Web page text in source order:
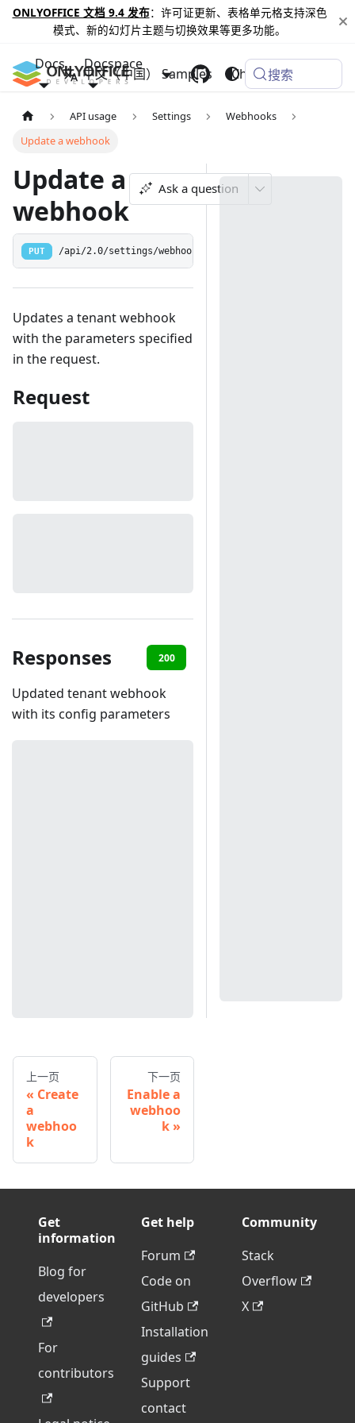
ONLYOFFICE 文档 9.4 发布：许可证更新、表格单元格支持深色
模式、新的幻灯片主题与切换效果等更多功能。
Docs Docspace
Samples Changelog
中文（中国） 搜索
API usage Settings
Webhooks
Update a webhook
Update a
webhook
Ask a question
PUT /api/2.0/settings/webhook
Updates a tenant webhook
with the parameters specified
in the request.
Request
Responses 200
Updated tenant webhook
with its config parameters
上一页
Create
a
webhoo
k
下一页
Enable a
webhoo
k
Get
information
Blog for
developers
For
contributors
Get help
Forum
Code on
GitHub
Installation
guides
Support
contact
Community
Stack
Overflow
X